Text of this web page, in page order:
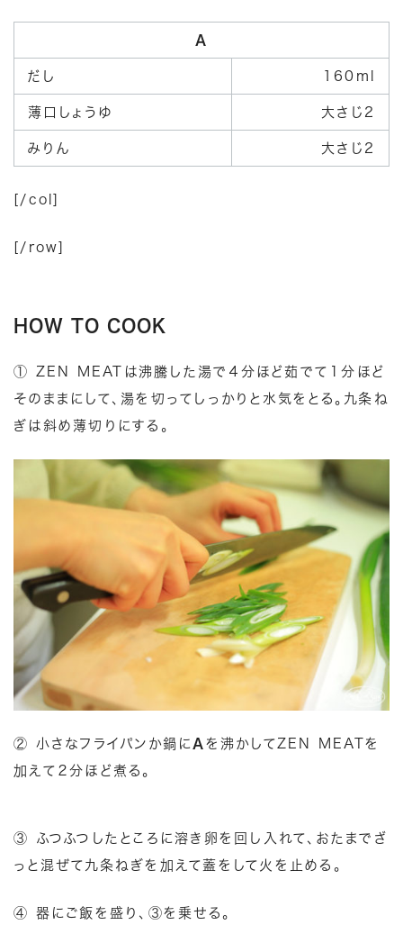
A
だし 160ml
薄口しょうゆ 大さじ2
みりん 大さじ2
[/col]
[/row]
HOW TO COOK
① ZEN MEATは沸騰した湯で４分ほど茹でて１分ほど
そのままにして、湯を切ってしっかりと水気をとる。九条ね
ぎは斜め薄切りにする。
② 小さなフライパンか鍋に A を沸かしてZEN MEATを
加えて２分ほど煮る。
③ ふつふつしたところに溶き卵を回し入れて、おたまでざ
っと混ぜて九条ねぎを加えて蓋をして火を止める。
④ 器にご飯を盛り、③を乗せる。